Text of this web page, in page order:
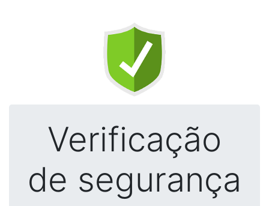
Verificação
de segurança